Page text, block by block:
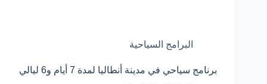
البرامج السياحية
برنامج سياحي في مدينة أنطاليا لمدة 7 أيام و6 ليالي